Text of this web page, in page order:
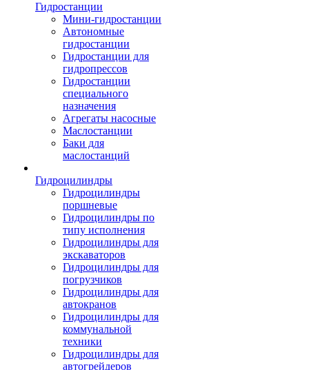
Гидростанции
Мини-гидростанции
Автономные
гидростанции
Гидростанции для
гидропрессов
Гидростанции
специального
назначения
Агрегаты насосные
Маслостанции
Баки для
маслостанций
Гидроцилиндры
Гидроцилиндры
поршневые
Гидроцилиндры по
типу исполнения
Гидроцилиндры для
экскаваторов
Гидроцилиндры для
погрузчиков
Гидроцилиндры для
автокранов
Гидроцилиндры для
коммунальной
техники
Гидроцилиндры для
автогрейдеров